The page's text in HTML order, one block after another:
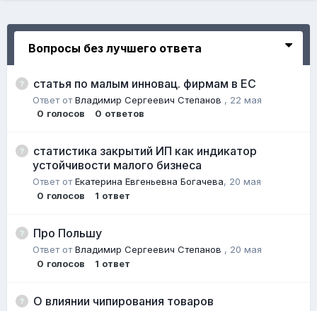
Вопросы без лучшего ответа
статья по малым инновац. фирмам в ЕС
Ответ отВладимир Сергеевич Степанов , 22 мая
0 голосов 0 ответов
статистика закрытий ИП как индикатор
устойчивости малого бизнеса
Ответ отЕкатерина Евгеньевна Богачева, 20 мая
0 голосов 1 ответ
Про Польшу
Ответ отВладимир Сергеевич Степанов , 20 мая
0 голосов 1 ответ
О влиянии чипирования товаров